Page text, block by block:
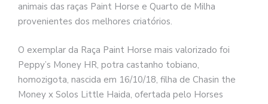
animais das raças Paint Horse e Quarto de Milha
provenientes dos melhores criatórios.
O exemplar da Raça Paint Horse mais valorizado foi
Peppy’s Money HR, potra castanho tobiano,
homozigota, nascida em 16/10/18, filha de Chasin the
Money x Solos Little Haida, ofertada pelo Horses